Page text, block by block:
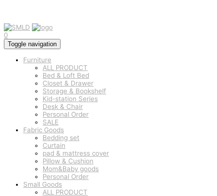
0
Toggle navigation
Furniture
ALL PRODUCT
Bed & Loft Bed
Closet & Drawer
Storage & Bookshelf
Kid-station Series
Desk & Chair
Personal Order
SALE
Fabric Goods
Bedding set
Curtain
pad & mattress cover
Pillow & Cushion
Mom&Baby goods
Personal Order
Small Goods
ALL PRODUCT